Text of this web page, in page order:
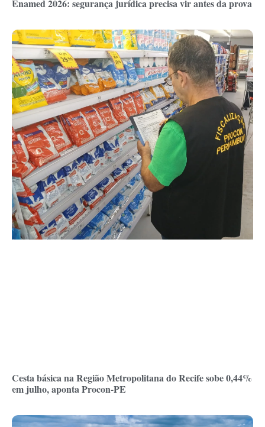
Enamed 2026: segurança jurídica precisa vir antes da prova
Cesta básica na Região Metropolitana do Recife sobe 0,44%
em julho, aponta Procon-PE